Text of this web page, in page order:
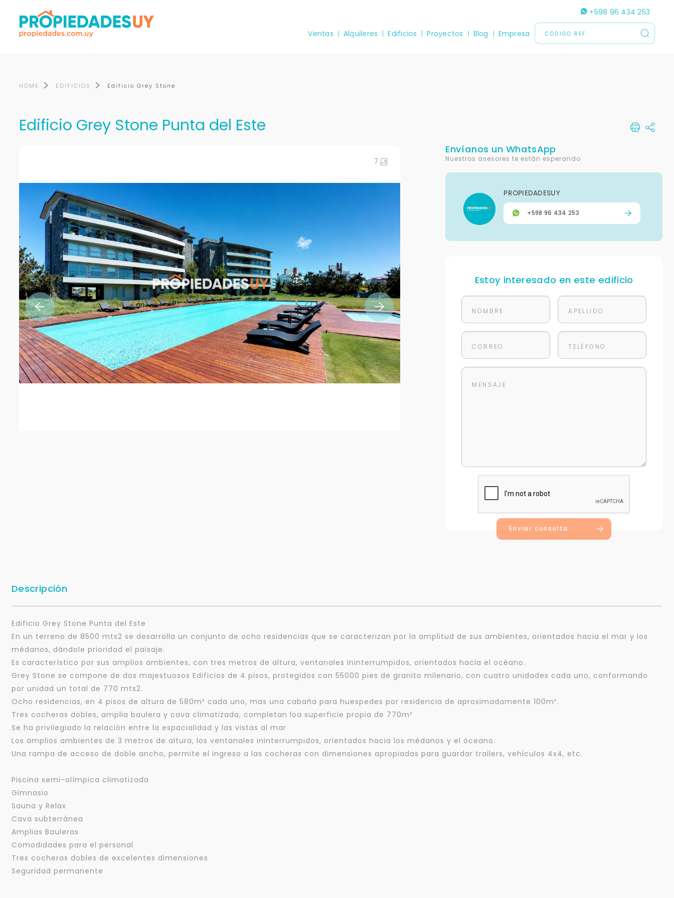
+598 96 434 253
Ventas Alquileres Edificios Proyectos Blog Empresa
HOME EDIFICIOS Edificio Grey Stone
Edificio Grey Stone Punta del Este
7
Envíanos un WhatsApp
Nuestros asesores te están esperando
PROPIEDADESUY
+598 96 434 253
Estoy interesado en este edificio
Enviar consulta
Descripción
Edificio Grey Stone Punta del Este
En un terreno de 8500 mts2 se desarrolla un conjunto de ocho residencias que se caracterizan por la amplitud de sus ambientes, orientados hacia el mar y los
médanos, dándole prioridad el paisaje.
Es característico por sus amplios ambientes, con tres metros de altura, ventanales ininterrumpidos, orientados hacia el océano.
Grey Stone se compone de dos majestuosos Edificios de 4 pisos, protegidos con 55000 pies de granito milenario, con cuatro unidades cada uno, conformando
por unidad un total de 770 mts2.
Ocho residencias, en 4 pisos de altura de 580m² cada uno, mas una cabaña para huespedes por residencia de aproximadamente 100m².
Tres cocheras dobles, amplia baulera y cava climatizada, completan loa superficie propia de 770m²
Se ha privilegiado la relación entre la espacialidad y las vistas al mar
Los amplios ambientes de 3 metros de altura, los ventanales ininterrumpidos, orientados hacia los médanos y el óceano.
Una rampa de acceso de doble ancho, permite el ingreso a las cocheras con dimensiones apropiadas para guardar trailers, vehiculos 4x4, etc.
Piscina semi-olímpica climatizada
Gimnasio
Sauna y Relax
Cava subterránea
Amplias Bauleras
Comodidades para el personal
Tres cocheras dobles de excelentes dimensiones
Seguridad permanente